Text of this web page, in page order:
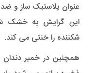
عنوان پلاستیک ساز و
این گرایش به خشک
شکننده را خنثی می کند.
همچنین در خمیر دندان